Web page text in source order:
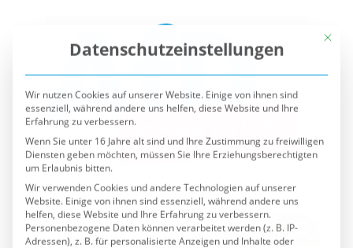
Datenschutzeinstellungen
essenziell, während andere uns helfen, diese Website und Ihre
Erfahrung zu verbessern.
Wenn Sie unter 16 Jahre alt sind und Ihre Zustimmung zu freiwilligen
Diensten geben möchten, müssen Sie Ihre Erziehungsberechtigten
um Erlaubnis bitten.
Wir verwenden Cookies und andere Technologien auf unserer
Website. Einige von ihnen sind essenziell, während andere uns
helfen, diese Website und Ihre Erfahrung zu verbessern.
Personenbezogene Daten können verarbeitet werden (z. B. IP-
Adressen), z. B. für personalisierte Anzeigen und Inhalte oder
Anzeigen- und Inhaltsmessung.Weitere Informationen über die